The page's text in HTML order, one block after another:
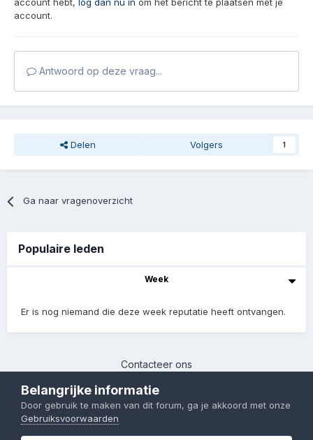
account hebt, log dan nu in om het bericht te plaatsen met je
account.
Antwoord op deze vraag...
Delen Volgers 1
Ga naar vragenoverzicht
Populaire leden
Week
Er is nog niemand die deze week reputatie heeft ontvangen.
Contacteer ons
Powered by Invision Community
Belangrijke informatie
Door gebruik te maken van dit forum, ga je akkoord met onze
Gebruiksvoorwaarden